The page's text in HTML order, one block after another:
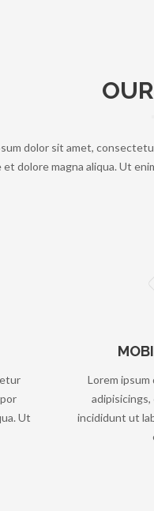
dolor sit amet,
et dolore magna aliqua. Ut
Ut
Lorem
incididunt ut